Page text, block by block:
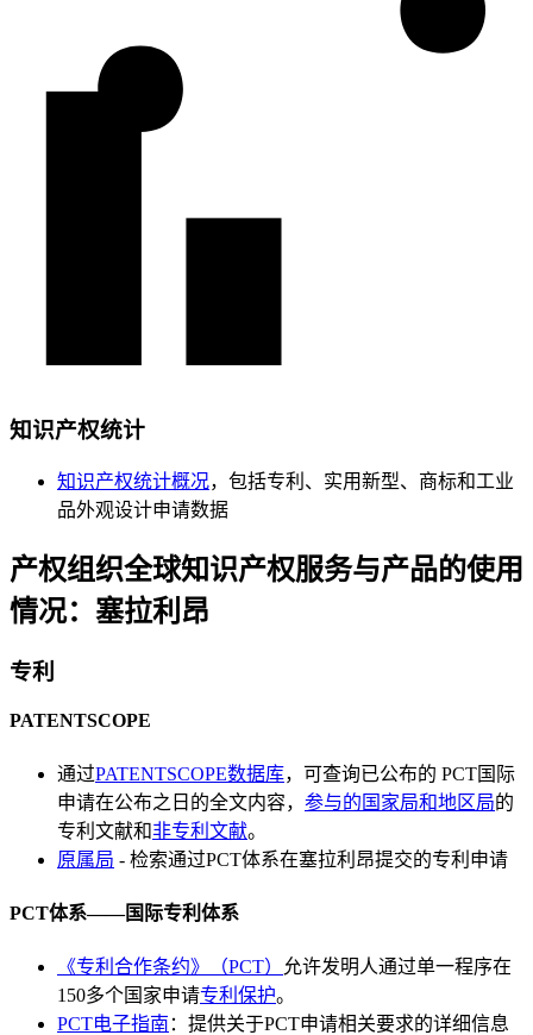
知识产权统计
知识产权统计概况，包括专利、实用新型、商标和工业
品外观设计申请数据
产权组织全球知识产权服务与产品的使用
情况：塞拉利昂
专利
PATENTSCOPE
通过PATENTSCOPE数据库，可查询已公布的 PCT国际
申请在公布之日的全文内容， 参与的国家局和地区局的
专利文献和非专利文献。
原属局 - 检索通过PCT体系在塞拉利昂提交的专利申请
PCT体系——国际专利体系
《专利合作条约》（PCT）
允许发明人通过单一程序在
150多个国家申请专利保护。
PCT电子指南 ：提供关于PCT申请相关要求的详细信息